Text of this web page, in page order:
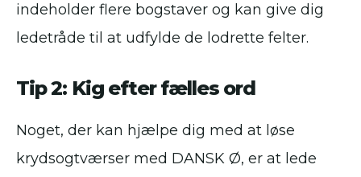
indeholder flere bogstaver og kan give dig
ledetråde til at udfylde de lodrette felter.
Tip 2: Kig efter fælles ord
Noget, der kan hjælpe dig med at løse
krydsogtværser med DANSK Ø, er at lede